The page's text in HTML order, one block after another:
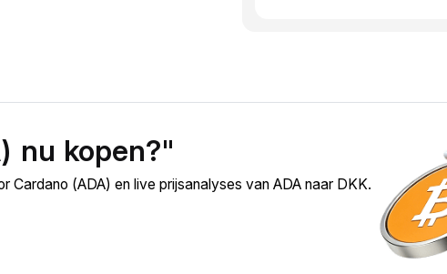
nu kopen?"
Cardano (ADA) en live prijsanalyses van ADA naar DKK.